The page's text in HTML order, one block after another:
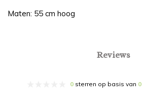
Maten: 55 cm hoog
Reviews
0 sterren op basis van 0